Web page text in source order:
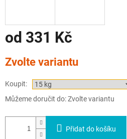
od 331 Kč
cena:
Zvolte variantu
Koupit:
Můžeme doručit do:Zvolte variantu
Přidat do košíku